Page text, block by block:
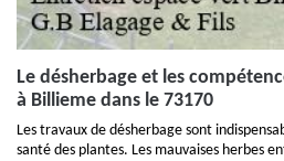
Le désherbage et les
à Billieme dans le 73170
Les travaux de désherbage sont
santé des plantes. Les mauvaises herbes